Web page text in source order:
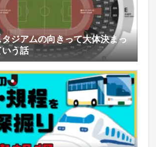
ジアムの向きって大体決まっ
う話